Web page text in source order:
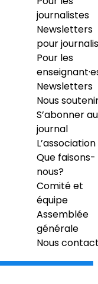
journalistes
Newsletters
pour
Pour les
Newsletters
Nous
S’abonner au
journal
L’association
Que faisons-
nous?
Comité et
équipe
Assemblée
générale
Nous